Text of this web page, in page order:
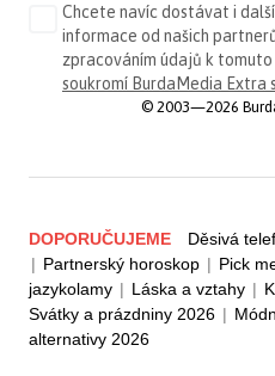
Chcete navíc dostávat i
informace od našich
zpracováním údajů k
soukromí BurdaMedia Extra
© 2003—2026
DOPORUČUJEME Děsivá
| Partnerský horoskop | Pick
jazykolamy | Láska a vztahy |
Svátky a prázdniny 2026 |
alternativy 2026